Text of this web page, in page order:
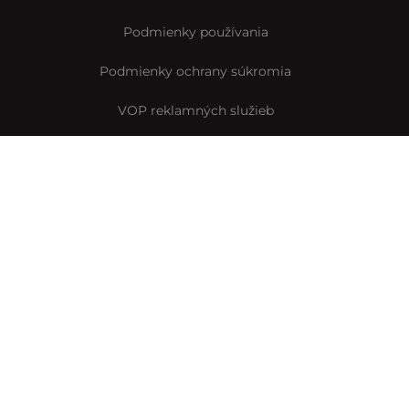
Podmienky používania
Podmienky ochrany súkromia
VOP reklamných služieb